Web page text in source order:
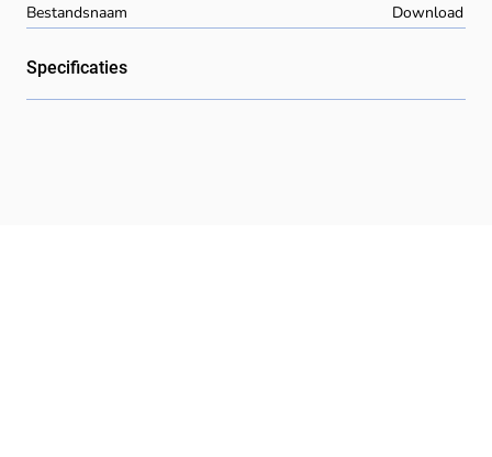
Bestandsnaam Download
Specificaties